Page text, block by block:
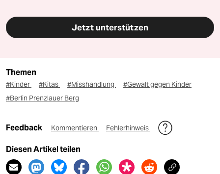
Jetzt unterstützen
Themen
#Kinder #Kitas #Misshandlung
#Gewalt gegen Kinder
#Berlin Prenzlauer Berg
Feedback Kommentieren Fehlerhinweis
Diesen Artikel teilen